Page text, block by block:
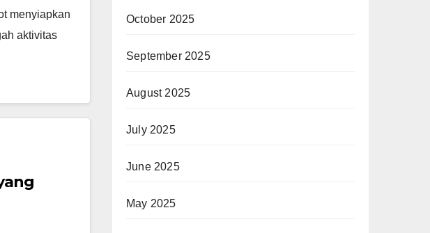
menyiapkan
aktivitas
October 2025
September 2025
August 2025
July 2025
June 2025
May 2025